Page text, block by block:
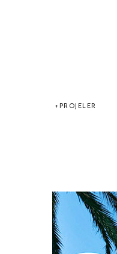
PROJELER